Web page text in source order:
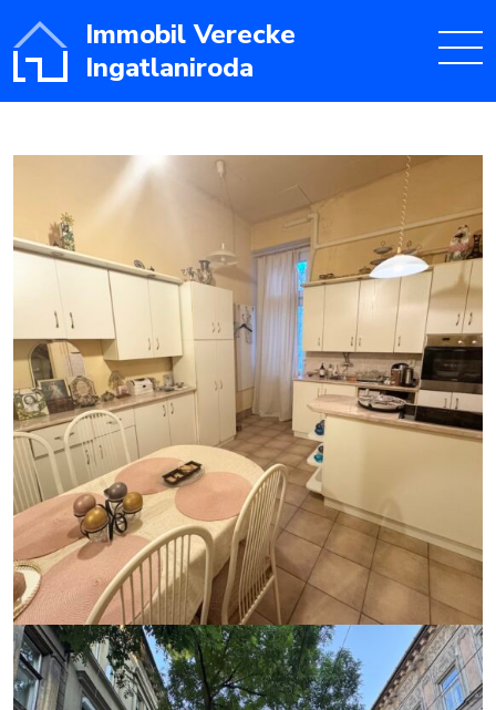
Immobil Verecke
Ingatlaniroda